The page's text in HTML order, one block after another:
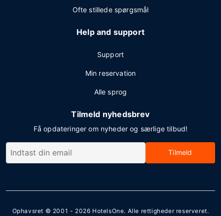
Ofte stillede spørgsmål
Help and support
Support
Min reservation
Alle sprog
Tilmeld nyhedsbrev
Få opdateringer om nyheder og særlige tilbud!
Tilmeld
Ophavsret © 2001 - 2026 HotelsOne. Alle rettigheder reserveret.